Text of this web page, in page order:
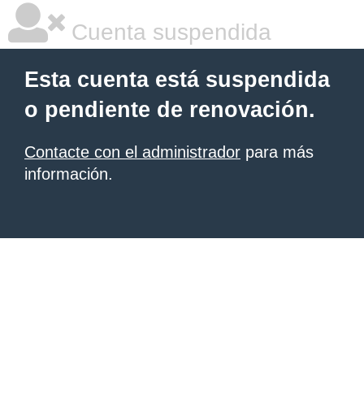
Cuenta suspendida
Esta cuenta está suspendida
o pendiente de renovación.
Contacte con el administrador para más
información.